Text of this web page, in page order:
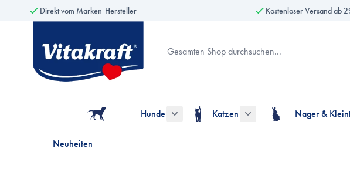
Direkt vom Marken-Hersteller Kostenloser Versand ab
Hunde
Untermenü für die Kategorie Hunde anzeigen
Katzen
Untermenü für die
Nager &
Neuheiten